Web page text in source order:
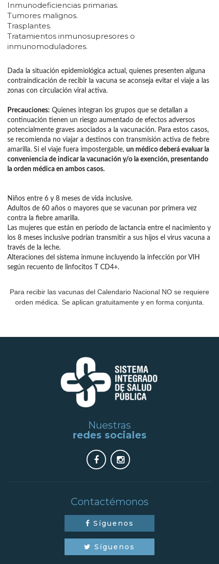
Inmunodeficiencias primarias.
Tumores malignos.
Trasplantes.
Tratamientos inmunosupresores o
inmunomoduladores.
Dada la situación epidemiológica actual, quienes presenten alguna
contraindicación de recibir la vacuna se aconseja evitar el viaje a las
zonas con circulación viral activa.
Precauciones: Quienes integran los grupos que se detallan a
continuación tienen un riesgo aumentado de efectos adversos
potencialmente graves asociados a la vacunación. Para estos casos,
se recomienda no viajar a destinos con transmisión activa de fiebre
amarilla. Si el viaje fuera impostergable, un médico deberá evaluar la
conveniencia de indicar la vacunación y/o la exención, presentando
la orden médica en ambos casos.
Niños entre 6 y 8 meses de vida inclusive.
Adultos de 60 años o mayores que se vacunan por primera vez
contra la fiebre amarilla.
Las mujeres que están en período de lactancia entre el nacimiento y
los 8 meses inclusive podrían transmitir a sus hijos el virus vacuna a
través de la leche.
Alteraciones del sistema inmune incluyendo la infección por VIH
según recuento de linfocitos T CD4+.
Para recibir las vacunas del Calendario Nacional NO se requiere
orden médica. Se aplican gratuitamente y en forma conjunta.
Nuestras
redes sociales
Contactémonos
Síguenos
Síguenos